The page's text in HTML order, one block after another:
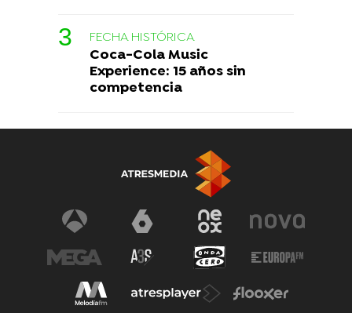
FECHA HISTÓRICA
Coca-Cola Music
Experience: 15 años sin
competencia